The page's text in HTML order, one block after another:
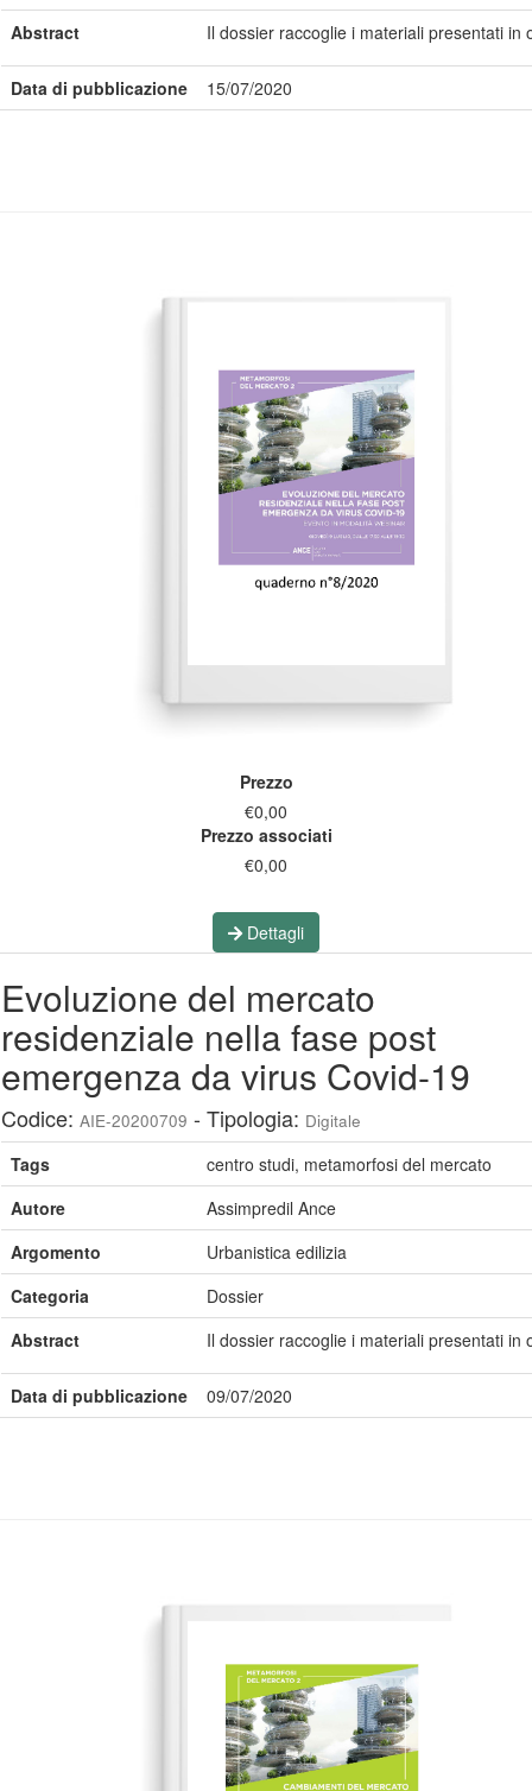
Abstract
Il dossier raccoglie i materiali presentati
Data di pubblicazione 15/07/2020
Prezzo
€0,00
Prezzo associati
€0,00
Dettagli
Evoluzione del mercato
residenziale nella fase post
emergenza da virus Covid-19
Codice: AIE-20200709 - Tipologia: Digitale
Tags
centro studi, metamorfosi del mercato
Autore
Assimpredil Ance
Argomento
Urbanistica edilizia
Categoria
Dossier
Abstract
Il dossier raccoglie i materiali presentati
Data di pubblicazione 09/07/2020